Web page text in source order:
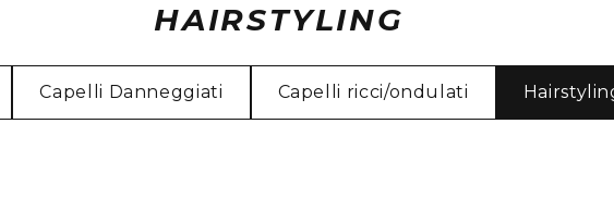
HAIRSTYLING
Capelli Danneggiati Capelli ricci/ondulati